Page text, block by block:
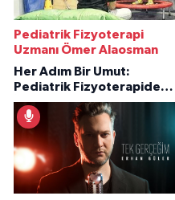
Pediatrik Fizyoterapi
Uzmanı Ömer Alaosman
Her Adım Bir Umut:
Pediatrik Fizyoterapiden
İlham Veren Hikâyeler